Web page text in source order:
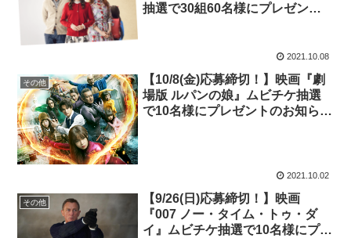
抽選で30組60名様にプレゼント
2021.10.08
その他
【10/8(金)応募締切！】映画『劇
場版 ルパンの娘』ムビチケ抽選
で10名様にプレゼントのお知ら
2021.10.02
その他
【9/26(日)応募締切！】映画
『007 ノー・タイム・トゥ・ダ
イ』ムビチケ抽選で10名様にプレ